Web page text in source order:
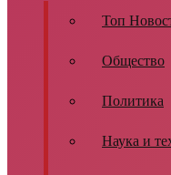
Топ
Общество
Политика
Наука и